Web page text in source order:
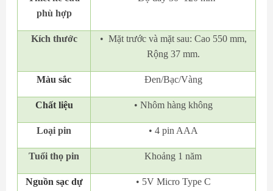
phù hợp
Kích thước
• Mặt trước và mặt sau: Cao 550 mm,
Rộng 37 mm.
Màu sắc Đen/Bạc/Vàng
Chất liệu • Nhôm hàng không
Loại pin • 4 pin AAA
Tuổi thọ pin Khoảng 1 năm
Nguồn sạc dự
• 5V Micro Type C